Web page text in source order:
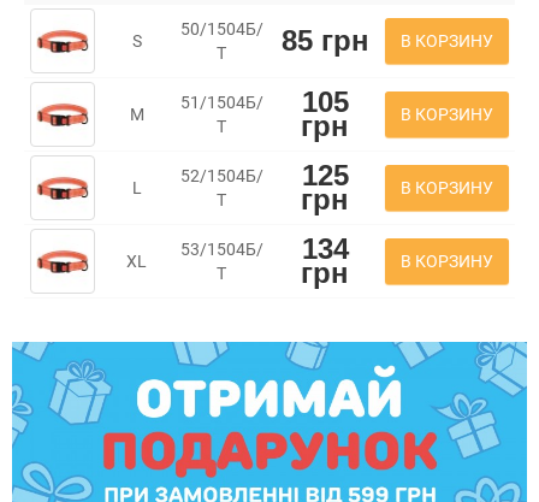
S
50/1504Б/
Т
85 грн В КОРЗИНУ
M
51/1504Б/
Т
105
грн В КОРЗИНУ
L
52/1504Б/
Т
125
грн В КОРЗИНУ
XL
53/1504Б/
Т
134
грн В КОРЗИНУ